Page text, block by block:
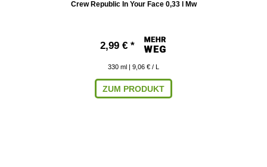
Crew Republic In Your Face 0,33 l Mw
2,99 € *
330 ml | 9,06 € / L
ZUM PRODUKT